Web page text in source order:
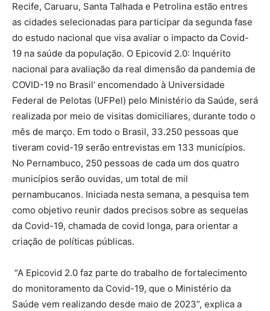
Recife, Caruaru, Santa Talhada e Petrolina estão entres
as cidades selecionadas para participar da segunda fase
do estudo nacional que visa avaliar o impacto da Covid-
19 na saúde da população. O Epicovid 2.0: Inquérito
nacional para avaliação da real dimensão da pandemia de
COVID-19 no Brasil’ encomendado à Universidade
Federal de Pelotas (UFPel) pelo Ministério da Saúde, será
realizada por meio de visitas domiciliares, durante todo o
mês de março. Em todo o Brasil, 33.250 pessoas que
tiveram covid-19 serão entrevistas em 133 municípios.
No Pernambuco, 250 pessoas de cada um dos quatro
municípios serão ouvidas, um total de mil
pernambucanos. Iniciada nesta semana, a pesquisa tem
como objetivo reunir dados precisos sobre as sequelas
da Covid-19, chamada de covid longa, para orientar a
criação de políticas públicas.
“A Epicovid 2.0 faz parte do trabalho de fortalecimento
do monitoramento da Covid-19, que o Ministério da
Saúde vem realizando desde maio de 2023”, explica a